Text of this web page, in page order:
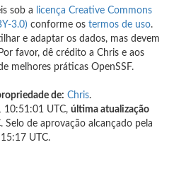
sob a
licença Creative Commons
3.0) conforme os termos de uso.
e adaptar os dados, mas devem
favor, dê crédito a Chris e aos
melhores práticas OpenSSF.
de: Chris.
10:51:01 UTC, última atualização
de aprovação alcançado pela
UTC.